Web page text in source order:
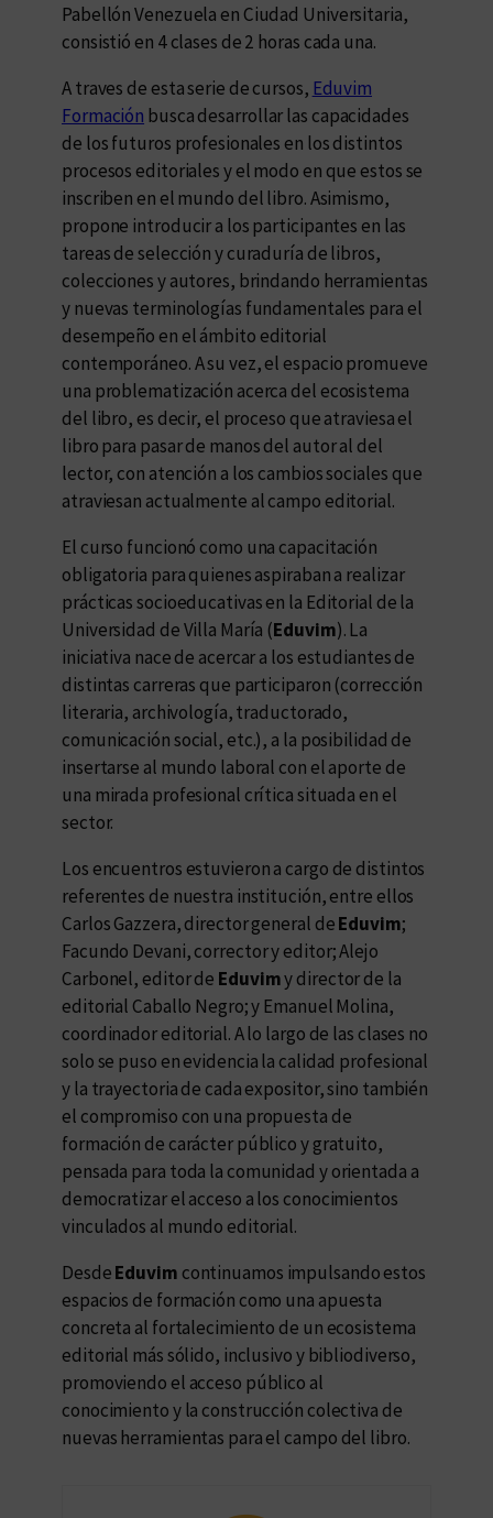
Pabellón Venezuela en Ciudad Universitaria,
consistió en 4 clases de 2 horas cada una.
A traves de esta serie de cursos, Eduvim
Formación busca desarrollar las capacidades
de los futuros profesionales en los distintos
procesos editoriales y el modo en que estos se
inscriben en el mundo del libro. Asimismo,
propone introducir a los participantes en las
tareas de selección y curaduría de libros,
colecciones y autores, brindando herramientas
y nuevas terminologías fundamentales para el
desempeño en el ámbito editorial
contemporáneo. A su vez, el espacio promueve
una problematización acerca del ecosistema
del libro, es decir, el proceso que atraviesa el
libro para pasar de manos del autor al del
lector, con atención a los cambios sociales que
atraviesan actualmente al campo editorial.
El curso funcionó como una capacitación
obligatoria para quienes aspiraban a realizar
prácticas socioeducativas en la Editorial de la
Universidad de Villa María (Eduvim). La
iniciativa nace de acercar a los estudiantes de
distintas carreras que participaron (corrección
literaria, archivología, traductorado,
comunicación social, etc.), a la posibilidad de
insertarse al mundo laboral con el aporte de
una mirada profesional crítica situada en el
sector.
Los encuentros estuvieron a cargo de distintos
referentes de nuestra institución, entre ellos
Carlos Gazzera, director general deEduvim;
Facundo Devani, corrector y editor; Alejo
Carbonel, editor de Eduvimy director de la
editorial Caballo Negro; y Emanuel Molina,
coordinador editorial. A lo largo de las clases no
solo se puso en evidencia la calidad profesional
y la trayectoria de cada expositor, sino también
el compromiso con una propuesta de
formación de carácter público y gratuito,
pensada para toda la comunidad y orientada a
democratizar el acceso a los conocimientos
vinculados al mundo editorial.
DesdeEduvim continuamos impulsando estos
espacios de formación como una apuesta
concreta al fortalecimiento de un ecosistema
editorial más sólido, inclusivo y bibliodiverso,
promoviendo el acceso público al
conocimiento y la construcción colectiva de
nuevas herramientas para el campo del libro.